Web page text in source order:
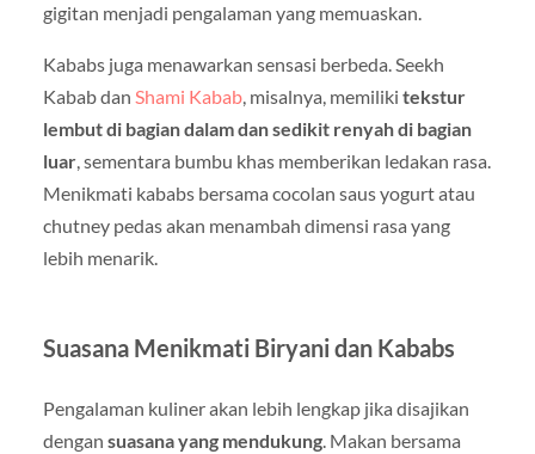
gigitan menjadi pengalaman yang memuaskan.
Kababs juga menawarkan sensasi berbeda. Seekh
Kabab dan Shami Kabab, misalnya, memiliki tekstur
lembut di bagian dalam dan sedikit renyah di bagian
luar, sementara bumbu khas memberikan ledakan rasa.
Menikmati kababs bersama cocolan saus yogurt atau
chutney pedas akan menambah dimensi rasa yang
lebih menarik.
Suasana Menikmati Biryani dan Kababs
Pengalaman kuliner akan lebih lengkap jika disajikan
dengan suasana yang mendukung. Makan bersama